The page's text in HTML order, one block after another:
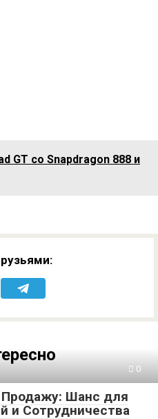
GT со Snapdragon 888 и
0
Шанс для
и Сотрудничества